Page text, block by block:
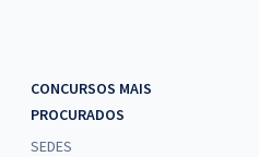
CONCURSOS MAIS
PROCURADOS
SEDES